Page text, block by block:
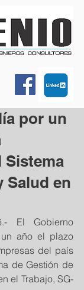
por un
Sistema
Salud en
El Gobierno
año el plazo
del país
de Gestión de
el Trabajo, SG-